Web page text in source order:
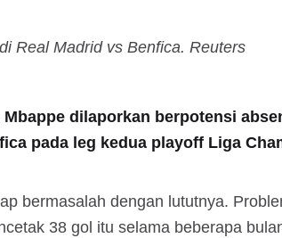
Real Madrid vs Benfica. Reuters
dilaporkan berpotensi
pada leg kedua playoff Liga
bermasalah dengan lututnya.
38 gol itu selama beberapa